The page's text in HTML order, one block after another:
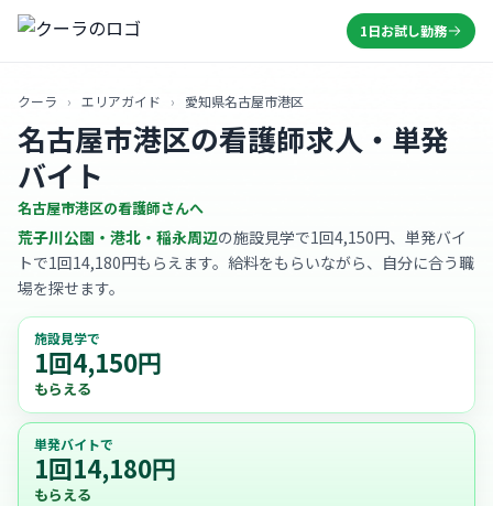
1日お試し勤務
クーラ › エリアガイド › 愛知県名古屋市港区
名古屋市港区の看護師求人・単発
バイト
名古屋市港区の看護師さんへ
荒子川公園・港北・稲永周辺の施設見学で1回4,150円、単発バイ
トで1回14,180円もらえます。給料をもらいながら、自分に合う職
場を探せます。
施設見学で
1回4,150円
もらえる
単発バイトで
1回14,180円
もらえる